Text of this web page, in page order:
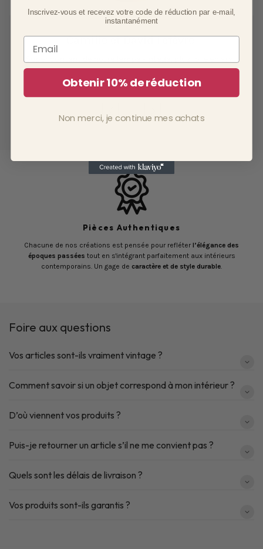
Camille et David Lefèvre
Pièces Authentiques
Chacune de nos créations est pensée pour refléter l’élégance des
époques passées tout en s'intégrant parfaitement aux intérieurs
contemporains. Un gage de caractère et de style durable.
Foire aux questions
Vos articles sont-ils vraiment vintage ?
Comment savoir si un objet correspond à mon intérieur ?
D’où viennent vos produits ?
Puis-je retourner un article s’il ne me convient pas ?
Quels sont les délais de livraison ?
Vos produits sont-ils garantis ?
Inscrivez-vous et recevez votre code de réduction par e-mail,
instantanément
Email
Obtenir 10% de réduction
Non merci, je continue mes achats